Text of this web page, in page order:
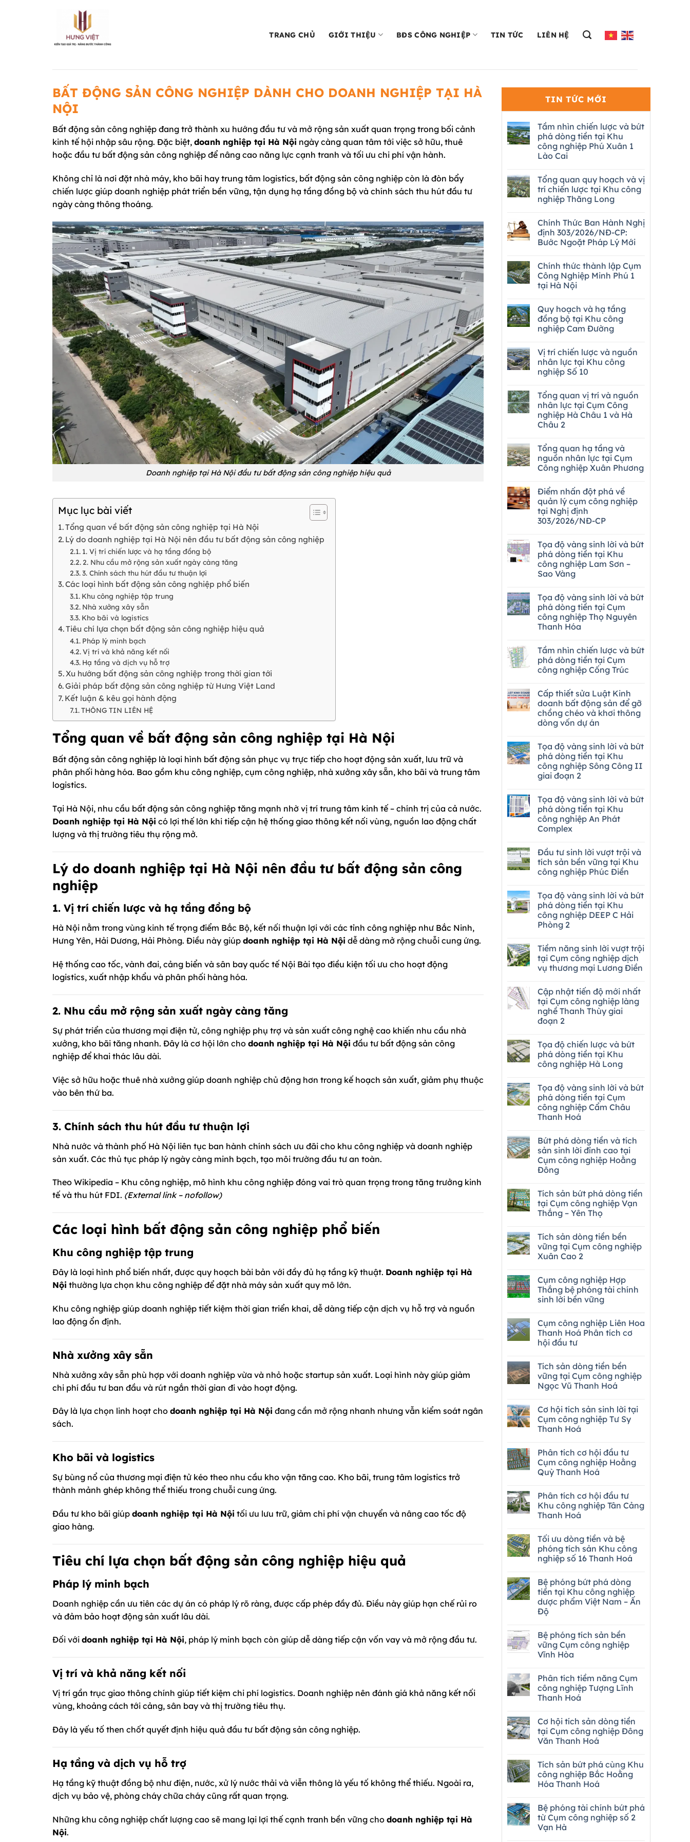
TRANG CHỦ GIỚI THIỆU BĐS CÔNG NGHIỆP TIN TỨC LIÊN HỆ
BẤT ĐỘNG SẢN CÔNG NGHIỆP DÀNH CHO DOANH NGHIỆP TẠI HÀ
NỘI
Bất động sản công nghiệp đang trở thành xu hướng đầu tư và mở rộng sản xuất quan trọng trong bối cảnh
kinh tế hội nhập sâu rộng. Đặc biệt, doanh nghiệp tại Hà Nội ngày càng quan tâm tới việc sở hữu, thuê
hoặc đầu tư bất động sản công nghiệp để nâng cao năng lực cạnh tranh và tối ưu chi phí vận hành.
Không chỉ là nơi đặt nhà máy, kho bãi hay trung tâm logistics, bất động sản công nghiệp còn là đòn bẩy
chiến lược giúp doanh nghiệp phát triển bền vững, tận dụng hạ tầng đồng bộ và chính sách thu hút đầu tư
ngày càng thông thoáng.
Doanh nghiệp tại Hà Nội đầu tư bất động sản công nghiệp hiệu quả
Mục lục bài viết
Tổng quan về bất động sản công nghiệp tại Hà Nội
Lý do doanh nghiệp tại Hà Nội nên đầu tư bất động sản công nghiệp
1. Vị trí chiến lược và hạ tầng đồng bộ
2. Nhu cầu mở rộng sản xuất ngày càng tăng
3. Chính sách thu hút đầu tư thuận lợi
Các loại hình bất động sản công nghiệp phổ biến
Khu công nghiệp tập trung
Nhà xưởng xây sẵn
Kho bãi và logistics
Tiêu chí lựa chọn bất động sản công nghiệp hiệu quả
Pháp lý minh bạch
Vị trí và khả năng kết nối
Hạ tầng và dịch vụ hỗ trợ
Xu hướng bất động sản công nghiệp trong thời gian tới
Giải pháp bất động sản công nghiệp từ Hưng Việt Land
Kết luận & kêu gọi hành động
THÔNG TIN LIÊN HỆ
Tổng quan về bất động sản công nghiệp tại Hà Nội
Bất động sản công nghiệp là loại hình bất động sản phục vụ trực tiếp cho hoạt động sản xuất, lưu trữ và
phân phối hàng hóa. Bao gồm khu công nghiệp, cụm công nghiệp, nhà xưởng xây sẵn, kho bãi và trung tâm
logistics.
Tại Hà Nội, nhu cầu bất động sản công nghiệp tăng mạnh nhờ vị trí trung tâm kinh tế – chính trị của cả nước.
Doanh nghiệp tại Hà Nội có lợi thế lớn khi tiếp cận hệ thống giao thông kết nối vùng, nguồn lao động chất
lượng và thị trường tiêu thụ rộng mở.
Lý do doanh nghiệp tại Hà Nội nên đầu tư bất động sản công
nghiệp
1. Vị trí chiến lược và hạ tầng đồng bộ
Hà Nội nằm trong vùng kinh tế trọng điểm Bắc Bộ, kết nối thuận lợi với các tỉnh công nghiệp như Bắc Ninh,
Hưng Yên, Hải Dương, Hải Phòng. Điều này giúp doanh nghiệp tại Hà Nội dễ dàng mở rộng chuỗi cung ứng.
Hệ thống cao tốc, vành đai, cảng biển và sân bay quốc tế Nội Bài tạo điều kiện tối ưu cho hoạt động
logistics, xuất nhập khẩu và phân phối hàng hóa.
2. Nhu cầu mở rộng sản xuất ngày càng tăng
Sự phát triển của thương mại điện tử, công nghiệp phụ trợ và sản xuất công nghệ cao khiến nhu cầu nhà
xưởng, kho bãi tăng nhanh. Đây là cơ hội lớn cho doanh nghiệp tại Hà Nội đầu tư bất động sản công
nghiệp để khai thác lâu dài.
Việc sở hữu hoặc thuê nhà xưởng giúp doanh nghiệp chủ động hơn trong kế hoạch sản xuất, giảm phụ thuộc
vào bên thứ ba.
3. Chính sách thu hút đầu tư thuận lợi
Nhà nước và thành phố Hà Nội liên tục ban hành chính sách ưu đãi cho khu công nghiệp và doanh nghiệp
sản xuất. Các thủ tục pháp lý ngày càng minh bạch, tạo môi trường đầu tư an toàn.
Theo Wikipedia – Khu công nghiệp, mô hình khu công nghiệp đóng vai trò quan trọng trong tăng trưởng kinh
tế và thu hút FDI. (External link – nofollow)
Các loại hình bất động sản công nghiệp phổ biến
Khu công nghiệp tập trung
Đây là loại hình phổ biến nhất, được quy hoạch bài bản với đầy đủ hạ tầng kỹ thuật. Doanh nghiệp tại Hà
Nội thường lựa chọn khu công nghiệp để đặt nhà máy sản xuất quy mô lớn.
Khu công nghiệp giúp doanh nghiệp tiết kiệm thời gian triển khai, dễ dàng tiếp cận dịch vụ hỗ trợ và nguồn
lao động ổn định.
Nhà xưởng xây sẵn
Nhà xưởng xây sẵn phù hợp với doanh nghiệp vừa và nhỏ hoặc startup sản xuất. Loại hình này giúp giảm
chi phí đầu tư ban đầu và rút ngắn thời gian đi vào hoạt động.
Đây là lựa chọn linh hoạt cho doanh nghiệp tại Hà Nội đang cần mở rộng nhanh nhưng vẫn kiểm soát ngân
sách.
Kho bãi và logistics
Sự bùng nổ của thương mại điện tử kéo theo nhu cầu kho vận tăng cao. Kho bãi, trung tâm logistics trở
thành mảnh ghép không thể thiếu trong chuỗi cung ứng.
Đầu tư kho bãi giúp doanh nghiệp tại Hà Nội tối ưu lưu trữ, giảm chi phí vận chuyển và nâng cao tốc độ
giao hàng.
Tiêu chí lựa chọn bất động sản công nghiệp hiệu quả
Pháp lý minh bạch
Doanh nghiệp cần ưu tiên các dự án có pháp lý rõ ràng, được cấp phép đầy đủ. Điều này giúp hạn chế rủi ro
và đảm bảo hoạt động sản xuất lâu dài.
Đối với doanh nghiệp tại Hà Nội, pháp lý minh bạch còn giúp dễ dàng tiếp cận vốn vay và mở rộng đầu tư.
Vị trí và khả năng kết nối
Vị trí gần trục giao thông chính giúp tiết kiệm chi phí logistics. Doanh nghiệp nên đánh giá khả năng kết nối
vùng, khoảng cách tới cảng, sân bay và thị trường tiêu thụ.
Đây là yếu tố then chốt quyết định hiệu quả đầu tư bất động sản công nghiệp.
Hạ tầng và dịch vụ hỗ trợ
Hạ tầng kỹ thuật đồng bộ như điện, nước, xử lý nước thải và viễn thông là yếu tố không thể thiếu. Ngoài ra,
dịch vụ bảo vệ, phòng cháy chữa cháy cũng rất quan trọng.
Những khu công nghiệp chất lượng cao sẽ mang lại lợi thế cạnh tranh bền vững cho doanh nghiệp tại Hà
Nội.
TIN TỨC MỚI
Tầm nhìn chiến lược và bứt
phá dòng tiền tại Khu
công nghiệp Phú Xuân 1
Lào Cai
Tổng quan quy hoạch và vị
trí chiến lược tại Khu công
nghiệp Thăng Long
Chính Thức Ban Hành Nghị
định 303/2026/NĐ-CP:
Bước Ngoặt Pháp Lý Mới
Chính thức thành lập Cụm
Công Nghiệp Minh Phú 1
tại Hà Nội
Quy hoạch và hạ tầng
đồng bộ tại Khu công
nghiệp Cam Đường
Vị trí chiến lược và nguồn
nhân lực tại Khu công
nghiệp Số 10
Tổng quan vị trí và nguồn
nhân lực tại Cụm Công
nghiệp Hà Châu 1 và Hà
Châu 2
Tổng quan hạ tầng và
nguồn nhân lực tại Cụm
Công nghiệp Xuân Phương
Điểm nhấn đột phá về
quản lý cụm công nghiệp
tại Nghị định
303/2026/NĐ-CP
Tọa độ vàng sinh lời và bứt
phá dòng tiền tại Khu
công nghiệp Lam Sơn –
Sao Vàng
Tọa độ vàng sinh lời và bứt
phá dòng tiền tại Cụm
công nghiệp Thọ Nguyên
Thanh Hóa
Tầm nhìn chiến lược và bứt
phá dòng tiền tại Cụm
công nghiệp Cống Trúc
Cấp thiết sửa Luật Kinh
doanh bất động sản để gỡ
chồng chéo và khơi thông
dòng vốn dự án
Tọa độ vàng sinh lời và bứt
phá dòng tiền tại Khu
công nghiệp Sông Công II
giai đoạn 2
Tọa độ vàng sinh lời và bứt
phá dòng tiền tại Khu
công nghiệp An Phát
Complex
Đầu tư sinh lời vượt trội và
tích sản bền vững tại Khu
công nghiệp Phúc Điền
Tọa độ vàng sinh lời và bứt
phá dòng tiền tại Khu
công nghiệp DEEP C Hải
Phòng 2
Tiềm năng sinh lời vượt trội
tại Cụm công nghiệp dịch
vụ thương mại Lương Điền
Cập nhật tiến độ mới nhất
tại Cụm công nghiệp làng
nghề Thanh Thùy giai
đoạn 2
Tọa độ chiến lược và bứt
phá dòng tiền tại Khu
công nghiệp Hà Long
Tọa độ vàng sinh lời và bứt
phá dòng tiền tại Cụm
công nghiệp Cẩm Châu
Thanh Hoá
Bứt phá dòng tiền và tích
sản sinh lời đỉnh cao tại
Cụm công nghiệp Hoằng
Đông
Tích sản bứt phá dòng tiền
tại Cụm công nghiệp Vạn
Thắng – Yên Thọ
Tích sản dòng tiền bền
vững tại Cụm công nghiệp
Xuân Cao 2
Cụm công nghiệp Hợp
Thắng bệ phóng tài chính
sinh lời bền vững
Cụm công nghiệp Liên Hoa
Thanh Hoá Phân tích cơ
hội đầu tư
Tích sản dòng tiền bền
vững tại Cụm công nghiệp
Ngọc Vũ Thanh Hoá
Cơ hội tích sản sinh lời tại
Cụm công nghiệp Tư Sy
Thanh Hoá
Phân tích cơ hội đầu tư
Cụm công nghiệp Hoằng
Quỳ Thanh Hoá
Phân tích cơ hội đầu tư
Khu công nghiệp Tân Cảng
Thanh Hoá
Tối ưu dòng tiền và bệ
phóng tích sản Khu công
nghiệp số 16 Thanh Hoá
Bệ phóng bứt phá dòng
tiền tại Khu công nghiệp
dược phẩm Việt Nam – Ấn
Độ
Bệ phóng tích sản bền
vững Cụm công nghiệp
Vĩnh Hòa
Phân tích tiềm năng Cụm
công nghiệp Tượng Lĩnh
Thanh Hoá
Cơ hội tích sản dòng tiền
tại Cụm công nghiệp Đông
Văn Thanh Hoá
Tích sản bứt phá cùng Khu
công nghiệp Bắc Hoằng
Hóa Thanh Hoá
Bệ phóng tài chính bứt phá
từ Cụm công nghiệp số 2
Vạn Hà